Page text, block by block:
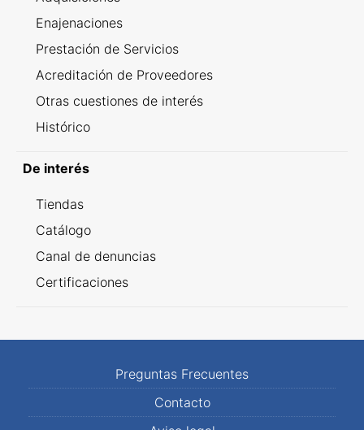
Enajenaciones
Prestación de Servicios
Acreditación de Proveedores
Otras cuestiones de interés
Histórico
De interés
Tiendas
Catálogo
Canal de denuncias
Certificaciones
Preguntas Frecuentes
Contacto